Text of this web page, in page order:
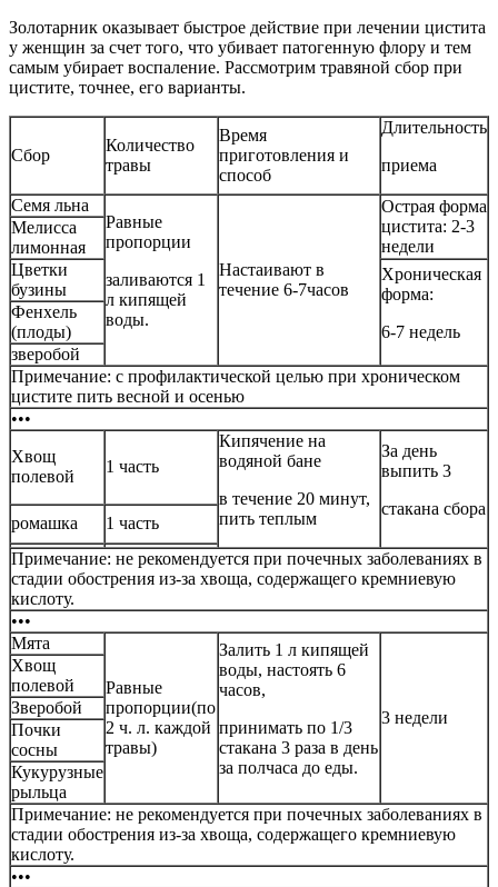
Золотарник оказывает быстрое действие при лечении цистита
у женщин за счет того, что убивает патогенную флору и тем
самым убирает воспаление. Рассмотрим травяной сбор при
цистите, точнее, его варианты.
Сбор
Количество
травы
Время
приготовления и
способ
Длительность
приема
Семя льна
Равные
пропорции
заливаются 1
л кипящей
воды.
Настаивают в
течение 6-7часов
Острая форма
цистита: 2-3
недели
Мелисса
лимонная
Цветки
бузины
Хроническая
форма:
6-7 недель
Фенхель
(плоды)
зверобой
Примечание: с профилактической целью при хроническом
цистите пить весной и осенью
•••
Хвощ
полевой
1 часть
Кипячение на
водяной бане
в течение 20 минут,
пить теплым
За день
выпить 3
стакана сбора
ромашка
1 часть
Примечание: не рекомендуется при почечных заболеваниях в
стадии обострения из-за хвоща, содержащего кремниевую
кислоту.
•••
Мята
Равные
пропорции(по
2 ч. л. каждой
травы)
Залить 1 л кипящей
воды, настоять 6
часов,
принимать по 1/3
стакана 3 раза в день
за полчаса до еды.
3 недели
Хвощ
полевой
Зверобой
Почки
сосны
Кукурузные
рыльца
Примечание: не рекомендуется при почечных заболеваниях в
стадии обострения из-за хвоща, содержащего кремниевую
кислоту.
•••